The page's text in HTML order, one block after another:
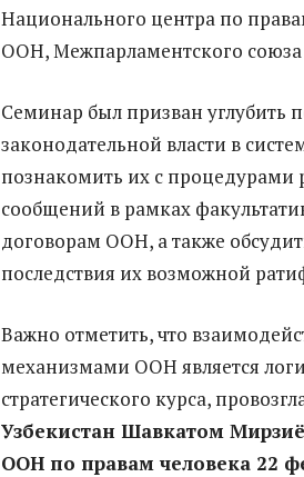
Национального центра по
ООН, Межпарламентского
Семинар был призван
законодательной власти в
познакомить их с
сообщений в рамках
договорам ООН, а также
последствия их возможной
Важно отметить, что
механизмами ООН является
стратегического курса,
Узбекистан Шавкатом
ООН по правам человека 22